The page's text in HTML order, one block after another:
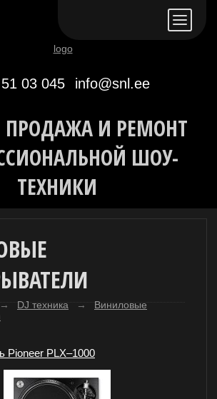
03 045 info@snl.ee
ПРОДАЖА И РЕМОНТ
ШОУ-
ТЕХНИКИ
→ DJ техника →
Виниловые
Pioneer PLX–1000